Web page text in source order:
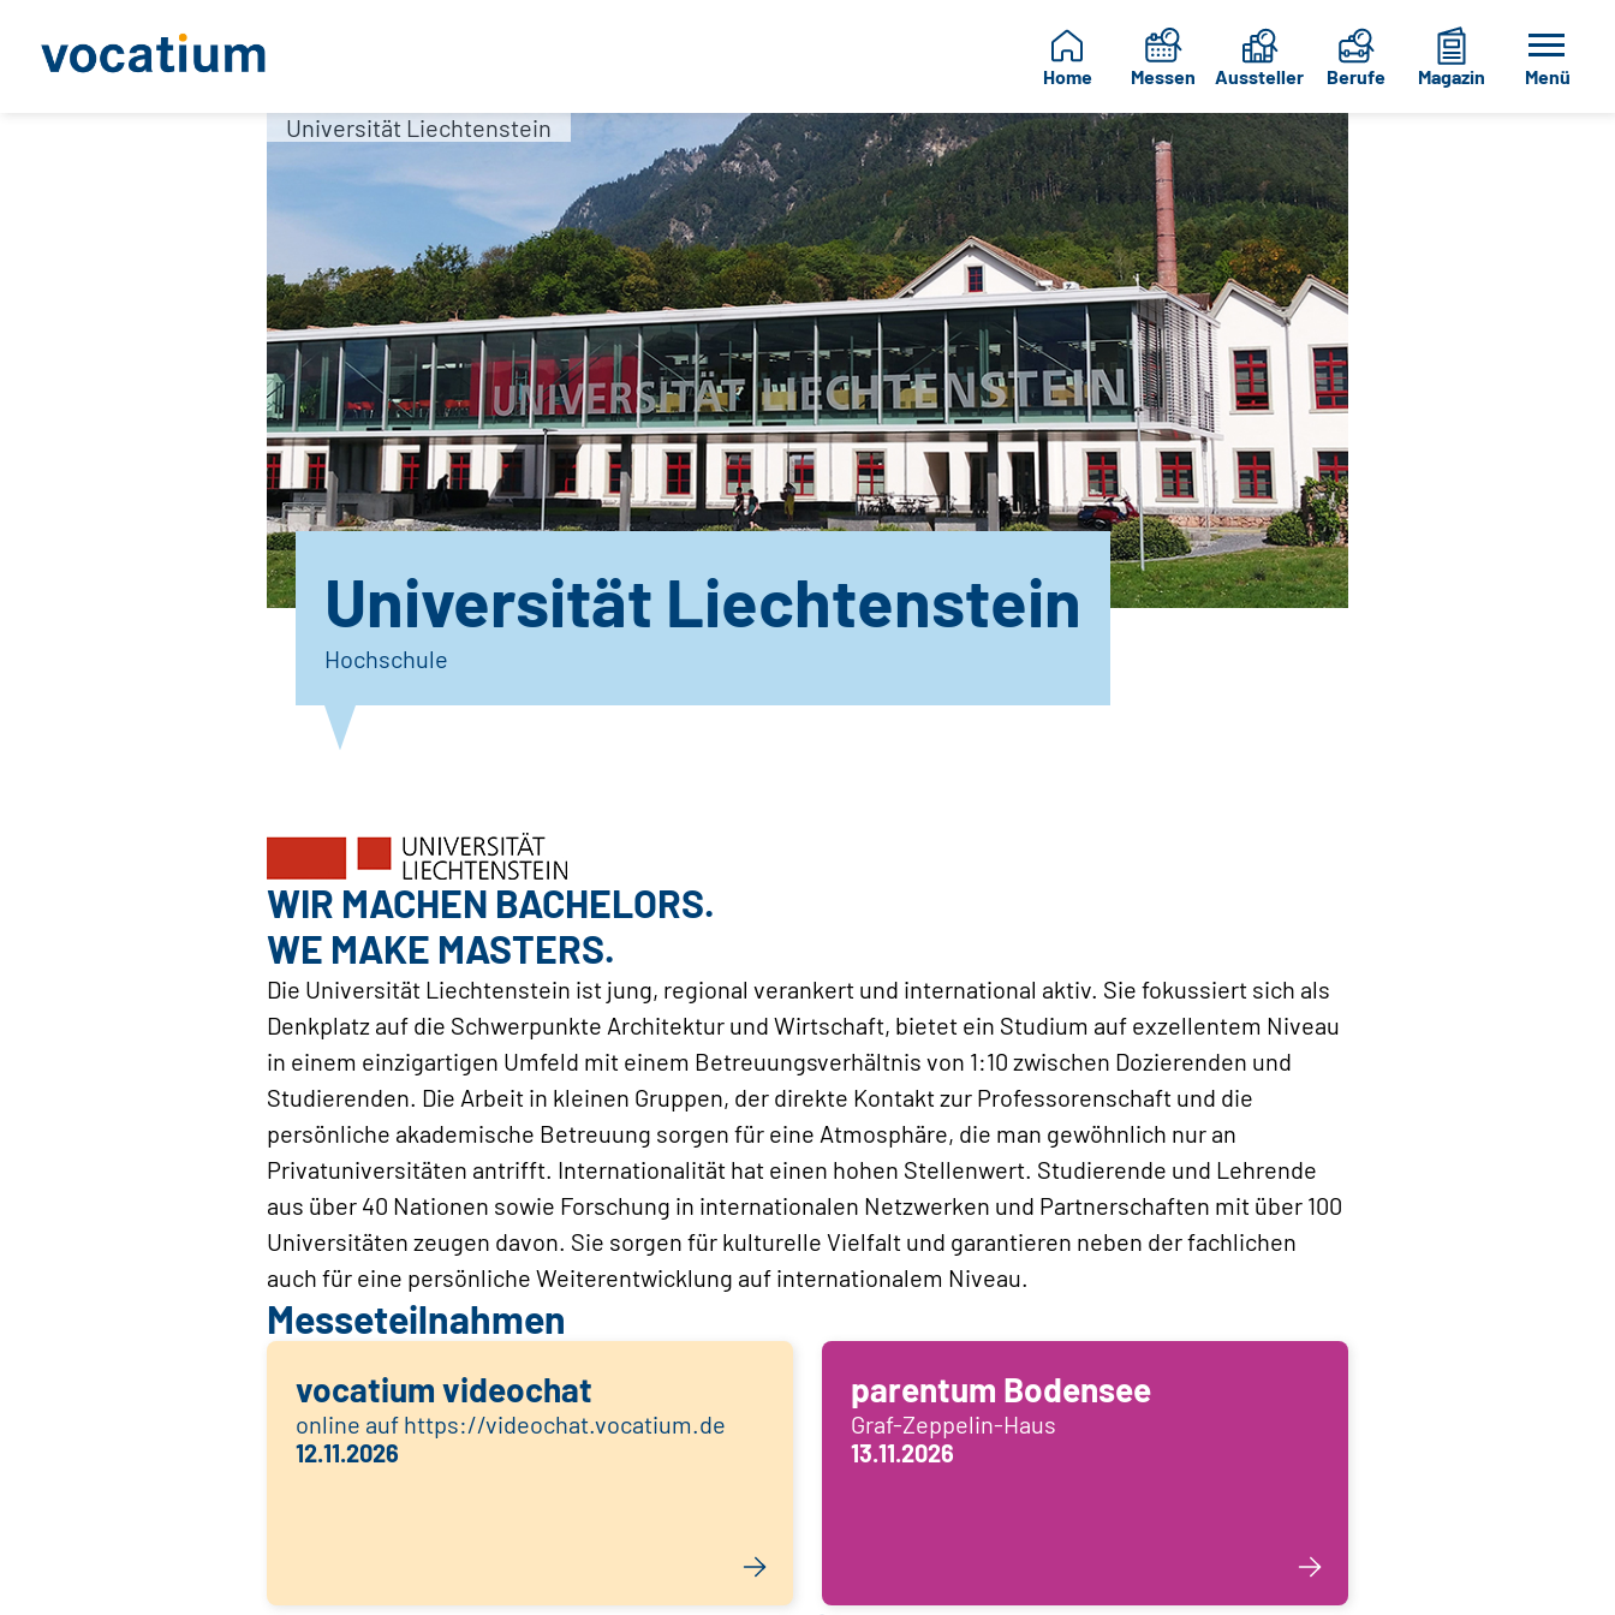
Home Messen Aussteller Berufe Magazin Menü
Universität Liechtenstein
Universität Liechtenstein
Hochschule
WIR MACHEN BACHELORS.
WE MAKE MASTERS.
Die Universität Liechtenstein ist jung, regional verankert und international aktiv. Sie fokussiert sich als
Denkplatz auf die Schwerpunkte Architektur und Wirtschaft, bietet ein Studium auf exzellentem Niveau
in einem einzigartigen Umfeld mit einem Betreuungsverhältnis von 1:10 zwischen Dozierenden und
Studierenden. Die Arbeit in kleinen Gruppen, der direkte Kontakt zur Professorenschaft und die
persönliche akademische Betreuung sorgen für eine Atmosphäre, die man gewöhnlich nur an
Privatuniversitäten antrifft. Internationalität hat einen hohen Stellenwert. Studierende und Lehrende
aus über 40 Nationen sowie Forschung in internationalen Netzwerken und Partnerschaften mit über 100
Universitäten zeugen davon. Sie sorgen für kulturelle Vielfalt und garantieren neben der fachlichen
auch für eine persönliche Weiterentwicklung auf internationalem Niveau.
Messeteilnahmen
vocatium videochat
online auf https://videochat.vocatium.de
12.11.2026
parentum Bodensee
Graf-Zeppelin-Haus
13.11.2026